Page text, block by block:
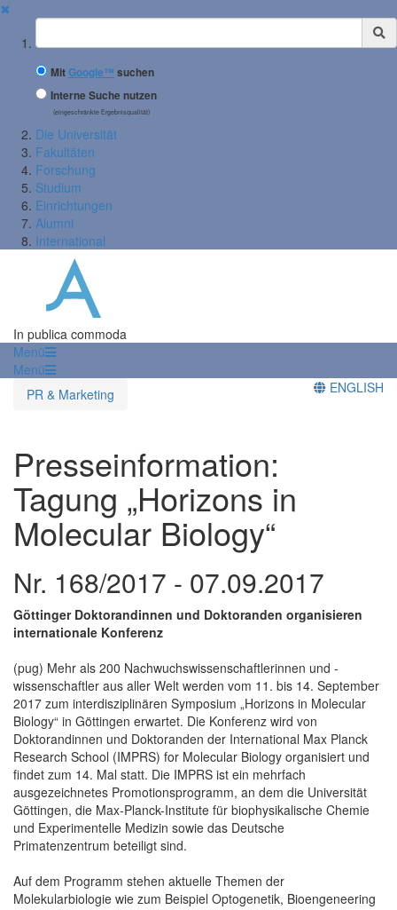
✖
Suchbegriff
MitGoogle™ suchen
Interne Suche nutzen
(eingeschränkte Ergebnisqualität)
Die Universität
Fakultäten
Forschung
Studium
Einrichtungen
Alumni
International
In publica commoda
Menü
Menü
PR & Marketing
ENGLISH
Presseinformation:
Tagung „Horizons in
Molecular Biology“
Nr. 168/2017 - 07.09.2017
Göttinger Doktorandinnen und Doktoranden organisieren
internationale Konferenz
(pug) Mehr als 200 Nachwuchswissenschaftlerinnen und -
wissenschaftler aus aller Welt werden vom 11. bis 14. September
2017 zum interdisziplinären Symposium „Horizons in Molecular
Biology“ in Göttingen erwartet. Die Konferenz wird von
Doktorandinnen und Doktoranden der International Max Planck
Research School (IMPRS) for Molecular Biology organisiert und
findet zum 14. Mal statt. Die IMPRS ist ein mehrfach
ausgezeichnetes Promotionsprogramm, an dem die Universität
Göttingen, die Max-Planck-Institute für biophysikalische Chemie
und Experimentelle Medizin sowie das Deutsche
Primatenzentrum beteiligt sind.
Auf dem Programm stehen aktuelle Themen der
Molekularbiologie wie zum Beispiel Optogenetik, Bioengeneering